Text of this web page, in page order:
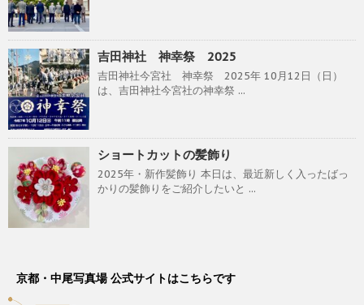
吉田神社 神幸祭 2025
吉田神社今宮社 神幸祭 2025年 10月12日（日）
は、吉田神社今宮社の神幸祭 ...
ショートカットの髪飾り
2025年・新作髪飾り 本日は、最近新しく入ったばっ
かりの髪飾りをご紹介したいと ...
京都・中尾写真場 公式サイトはこちらです